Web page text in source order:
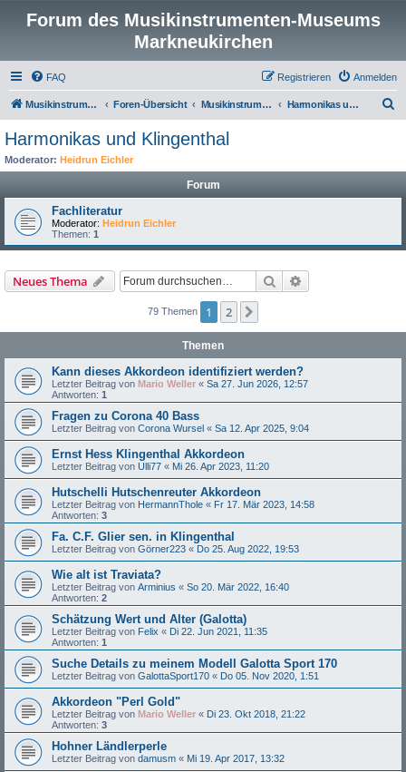
Forum des Musikinstrumenten-Museums
Markneukirchen
FAQ Anmelden
Registrieren
Musikinstrumenten-Museum Foren-Übersicht Musikinstrumentenmuseum Markneukirchen Harmonikas und Klingenthal
Harmonikas und Klingenthal
Moderator: Heidrun Eichler
Forum
Fachliteratur
Moderator: Heidrun Eichler
Themen: 1
Neues Thema Suche
79 Themen 1 2
Themen
Kann dieses Akkordeon identifiziert werden?
Letzter Beitrag von Mario Weller « Sa 27. Jun 2026, 12:57
Antworten: 1
Fragen zu Corona 40 Bass
Letzter Beitrag von Corona Wursel « Sa 12. Apr 2025, 9:04
Ernst Hess Klingenthal Akkordeon
Letzter Beitrag von Ulli77 « Mi 26. Apr 2023, 11:20
Hutschelli Hutschenreuter Akkordeon
Letzter Beitrag von HermannThole « Fr 17. Mär 2023, 14:58
Antworten: 3
Fa. C.F. Glier sen. in Klingenthal
Letzter Beitrag von Görner223 « Do 25. Aug 2022, 19:53
Wie alt ist Traviata?
Letzter Beitrag von Arminius « So 20. Mär 2022, 16:40
Antworten: 2
Schätzung Wert und Alter (Galotta)
Letzter Beitrag von Felix « Di 22. Jun 2021, 11:35
Antworten: 1
Suche Details zu meinem Modell Galotta Sport 170
Letzter Beitrag von GalottaSport170 « Do 05. Nov 2020, 1:51
Akkordeon "Perl Gold"
Letzter Beitrag von Mario Weller « Di 23. Okt 2018, 21:22
Antworten: 3
Hohner Ländlerperle
Letzter Beitrag von damusm « Mi 19. Apr 2017, 13:32